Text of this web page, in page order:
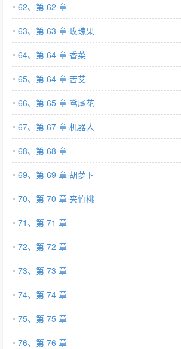
62、第 62 章
63、第 63 章·玫瑰果
64、第 64 章·香菜
65、第 64 章·苦艾
66、第 65 章·鸢尾花
67、第 67 章·机器人
68、第 68 章
69、第 69 章·胡萝卜
70、第 70 章·夹竹桃
71、第 71 章
72、第 72 章
73、第 73 章
74、第 74 章
75、第 75 章
76、第 76 章